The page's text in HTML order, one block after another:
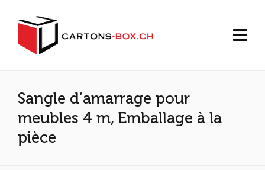
Sangle d’amarrage pour
meubles 4 m, Emballage à la
pièce